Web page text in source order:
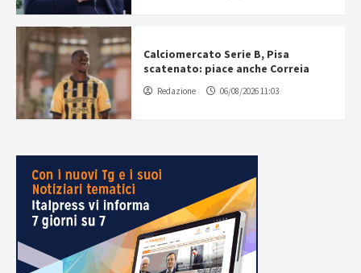
Calciomercato Serie B, Pisa
scatenato: piace anche Correia
Redazione 06/08/2026 11:03